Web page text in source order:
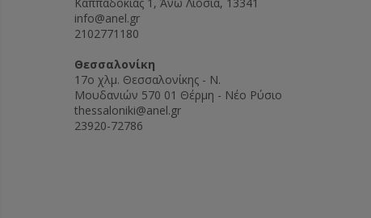
info@anel.gr
2102771180
Θεσσαλονίκη
17ο χλμ. Θεσσαλονίκης - Ν.
Μουδανιών 570 01 Θέρμη - Νέο Ρύσιο
thessaloniki@anel.gr
23920-72786